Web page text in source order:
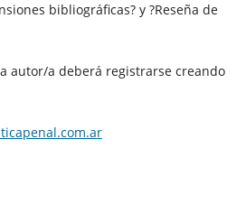
bibliográficas? y ?Reseña de
autor/a deberá registrarse creando